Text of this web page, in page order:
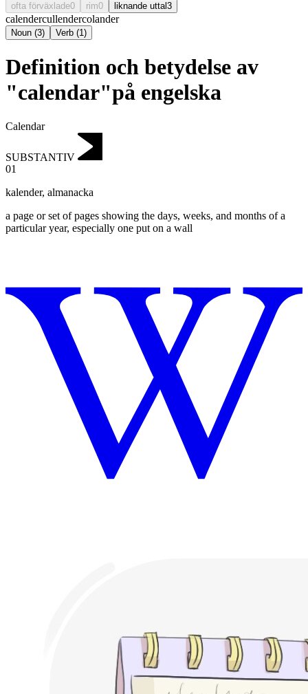
ofta förväxlade0 rim0 liknande uttal3
calendercullendercolander
Noun (3) Verb (1)
Definition och betydelse av
"calendar"på engelska
Calendar
SUBSTANTIV
01
kalender, almanacka
a page or set of pages showing the days, weeks, and months of a
particular year, especially one put on a wall